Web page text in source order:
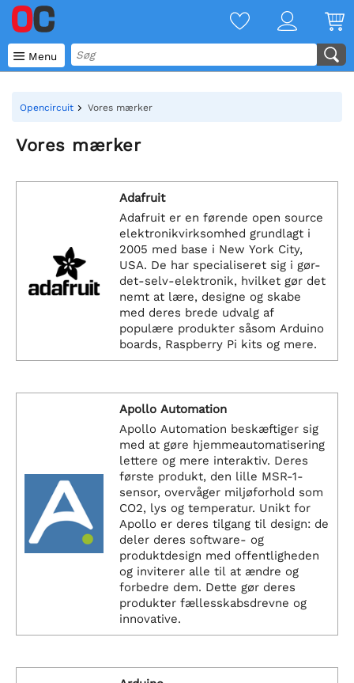
 Menu
Opencircuit Vores mærker
Vores mærker
Adafruit
Adafruit er en førende open source
elektronikvirksomhed grundlagt i
2005 med base i New York City,
USA. De har specialiseret sig i gør-
det-selv-elektronik, hvilket gør det
nemt at lære, designe og skabe
med deres brede udvalg af
populære produkter såsom Arduino
boards, Raspberry Pi kits og mere.
Apollo Automation
Apollo Automation beskæftiger sig
med at gøre hjemmeautomatisering
lettere og mere interaktiv. Deres
første produkt, den lille MSR-1-
sensor, overvåger miljøforhold som
CO2, lys og temperatur. Unikt for
Apollo er deres tilgang til design: de
deler deres software- og
produktdesign med offentligheden
og inviterer alle til at ændre og
forbedre dem. Dette gør deres
produkter fællesskabsdrevne og
innovative.